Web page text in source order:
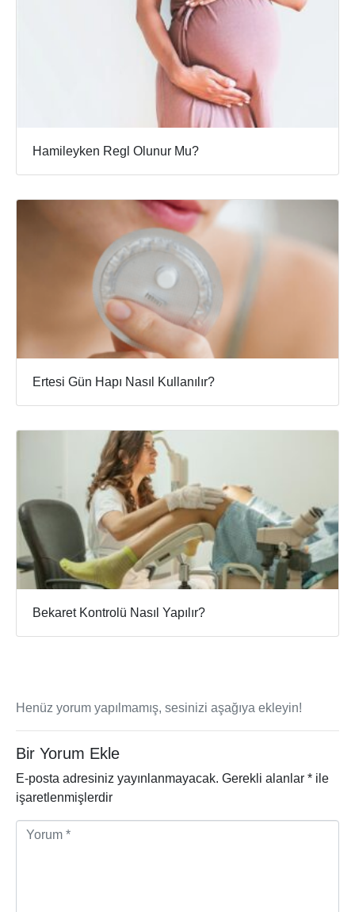
Hamileyken Regl Olunur Mu?
Ertesi Gün Hapı Nasıl Kullanılır?
Bekaret Kontrolü Nasıl Yapılır?
Henüz yorum yapılmamış, sesinizi aşağıya ekleyin!
Bir Yorum Ekle
E-posta adresiniz yayınlanmayacak. Gerekli alanlar * ile
işaretlenmişlerdir